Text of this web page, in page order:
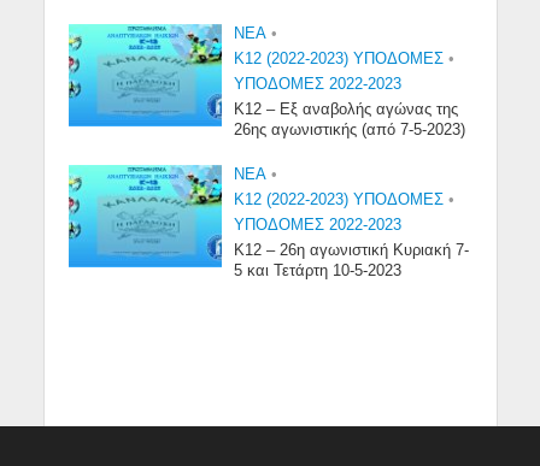
NEA •
Κ12 (2022-2023) ΥΠΟΔΟΜΕΣ •
ΥΠΟΔΟΜΕΣ 2022-2023
Κ12 – Εξ αναβολής αγώνας της
26ης αγωνιστικής (από 7-5-2023)
NEA •
Κ12 (2022-2023) ΥΠΟΔΟΜΕΣ •
ΥΠΟΔΟΜΕΣ 2022-2023
Κ12 – 26η αγωνιστική Κυριακή 7-
5 και Τετάρτη 10-5-2023